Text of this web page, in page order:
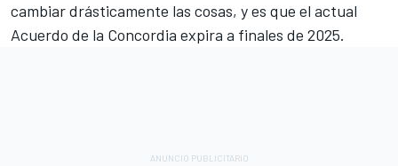
cambiar drásticamente las cosas, y es que el actual
Acuerdo de la Concordia expira a finales de 2025.